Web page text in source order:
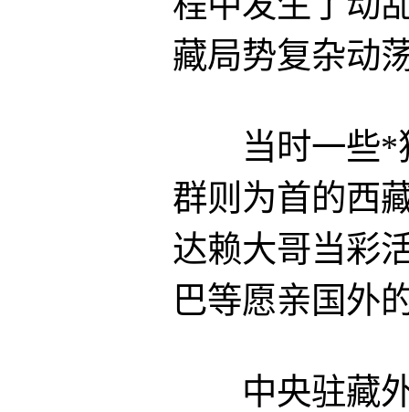
藏局势复杂动
当时一些*独
群则为首的西
达赖大哥当彩
巴等愿亲国外
中央驻藏外